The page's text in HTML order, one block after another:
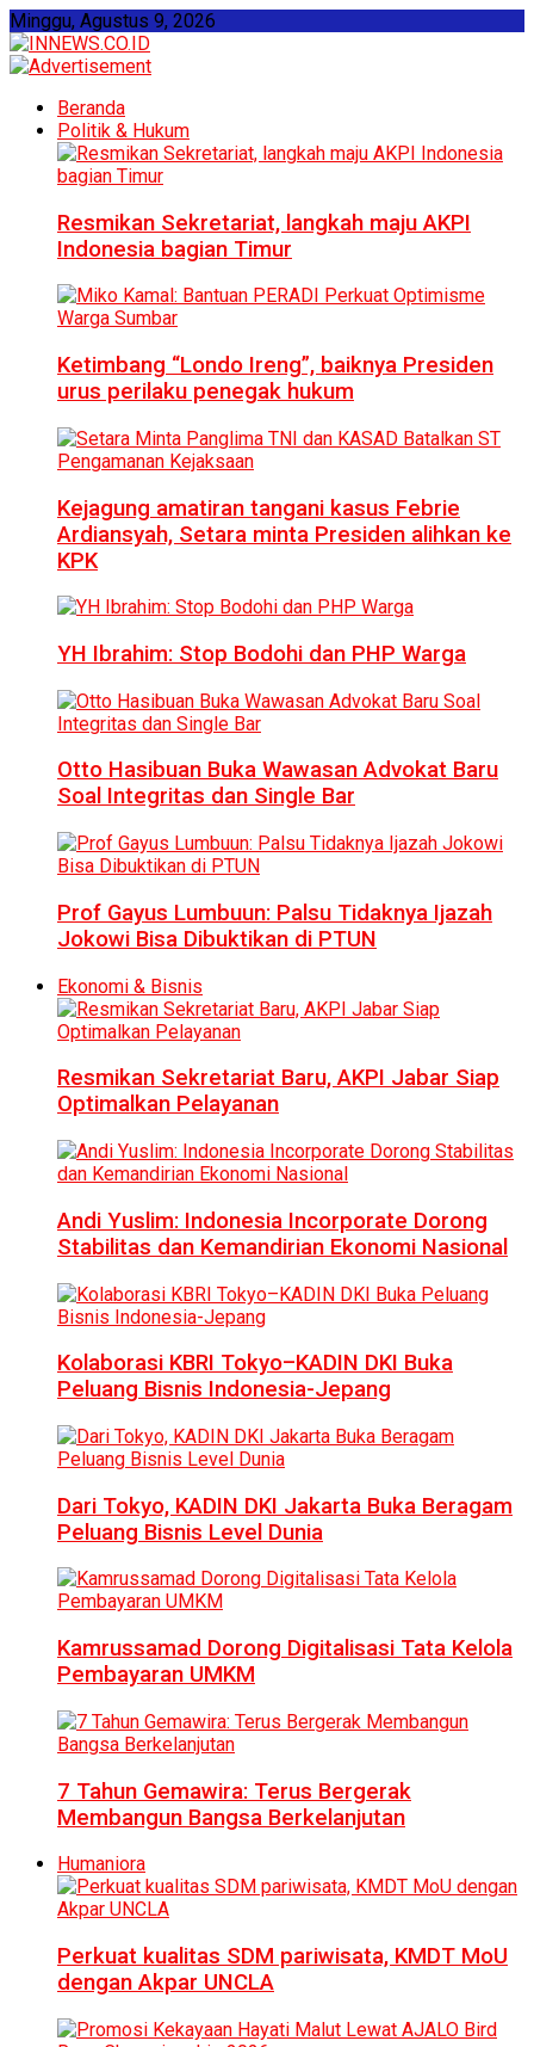
Minggu, Agustus 9, 2026
Beranda
Politik & Hukum
Resmikan Sekretariat, langkah maju AKPI
Indonesia bagian Timur
Ketimbang “Londo Ireng”, baiknya Presiden
urus perilaku penegak hukum
Kejagung amatiran tangani kasus Febrie
Ardiansyah, Setara minta Presiden alihkan ke
KPK
YH Ibrahim: Stop Bodohi dan PHP Warga
Otto Hasibuan Buka Wawasan Advokat Baru
Soal Integritas dan Single Bar
Prof Gayus Lumbuun: Palsu Tidaknya Ijazah
Jokowi Bisa Dibuktikan di PTUN
Ekonomi & Bisnis
Resmikan Sekretariat Baru, AKPI Jabar Siap
Optimalkan Pelayanan
Andi Yuslim: Indonesia Incorporate Dorong
Stabilitas dan Kemandirian Ekonomi Nasional
Kolaborasi KBRI Tokyo–KADIN DKI Buka
Peluang Bisnis Indonesia-Jepang
Dari Tokyo, KADIN DKI Jakarta Buka Beragam
Peluang Bisnis Level Dunia
Kamrussamad Dorong Digitalisasi Tata Kelola
Pembayaran UMKM
7 Tahun Gemawira: Terus Bergerak
Membangun Bangsa Berkelanjutan
Humaniora
Perkuat kualitas SDM pariwisata, KMDT MoU
dengan Akpar UNCLA